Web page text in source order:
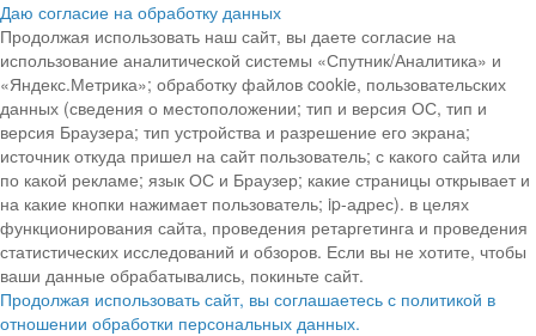
Даю согласие на обработку данных
Продолжая использовать наш сайт, вы даете согласие на
использование аналитической системы «Спутник/Аналитика» и
«Яндекс.Метрика»; обработку файлов cookie, пользовательских
данных (сведения о местоположении; тип и версия ОС, тип и
версия Браузера; тип устройства и разрешение его экрана;
источник откуда пришел на сайт пользователь; с какого сайта или
по какой рекламе; язык ОС и Браузер; какие страницы открывает и
на какие кнопки нажимает пользователь; ip-адрес). в целях
функционирования сайта, проведения ретаргетинга и проведения
статистических исследований и обзоров. Если вы не хотите, чтобы
ваши данные обрабатывались, покиньте сайт.
Продолжая использовать сайт, вы соглашаетесь с политикой в
отношении обработки персональных данных.